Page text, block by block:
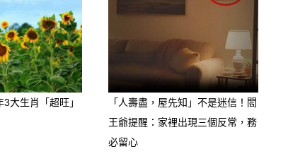
大生肖「超旺」
「人壽盡，屋先知」不是迷信！閻
王爺提醒：家裡出現三個反常，務
必留心